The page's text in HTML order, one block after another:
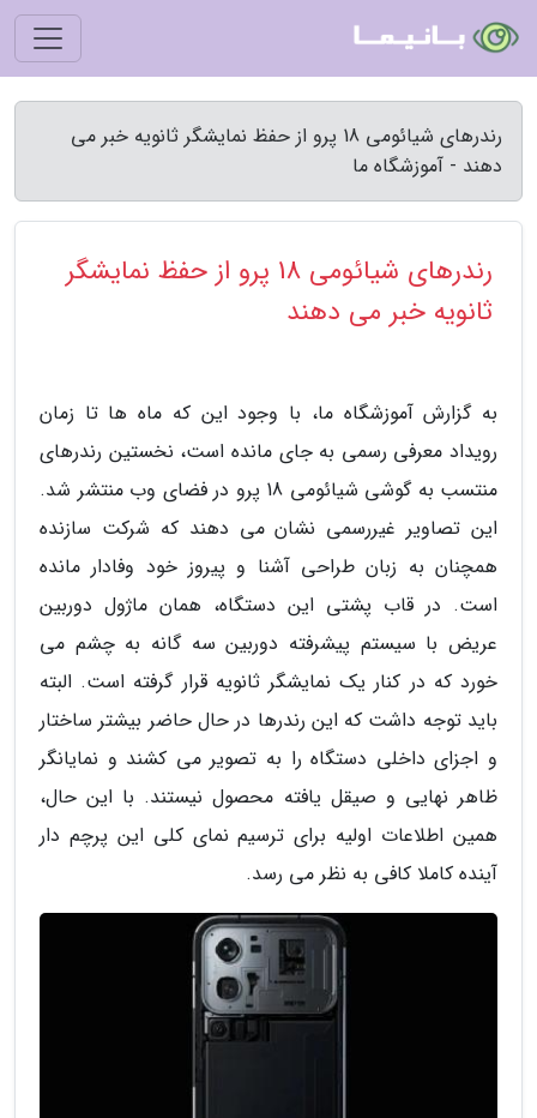
رندرهای شیائومی 18 پرو از حفظ نمایشگر ثانویه خبر می
دهند - آموزشگاه ما
رندرهای شیائومی 18 پرو از حفظ نمایشگر
ثانویه خبر می دهند
به گزارش آموزشگاه ما، با وجود این که ماه ها تا زمان
رویداد معرفی رسمی به جای مانده است، نخستین رندرهای
منتسب به گوشی شیائومی 18 پرو در فضای وب منتشر شد.
این تصاویر غیررسمی نشان می دهند که شرکت سازنده
همچنان به زبان طراحی آشنا و پیروز خود وفادار مانده
است. در قاب پشتی این دستگاه، همان ماژول دوربین
عریض با سیستم پیشرفته دوربین سه گانه به چشم می
خورد که در کنار یک نمایشگر ثانویه قرار گرفته است. البته
باید توجه داشت که این رندرها در حال حاضر بیشتر ساختار
و اجزای داخلی دستگاه را به تصویر می کشند و نمایانگر
ظاهر نهایی و صیقل یافته محصول نیستند. با این حال،
همین اطلاعات اولیه برای ترسیم نمای کلی این پرچم دار
آینده کاملا کافی به نظر می رسد.